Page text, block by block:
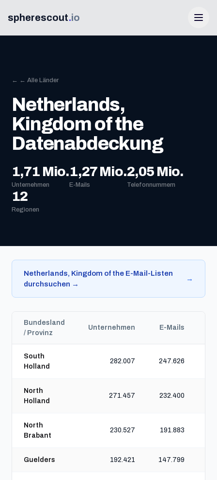
spherescout.io
Anmelden
100 Gratis-Leads erhalten
← ← Alle Länder
Netherlands,
Kingdom of the
Datenabdeckung
1,71 Mio.
Unternehmen
1,27 Mio.
E-Mails
2,05 Mio.
Telefonnummern
12
Regionen
Netherlands, Kingdom of the E-Mail-Listen
durchsuchen →
→
Bundesland
/ Provinz
Unternehmen E-Mails
South
Holland
282.007 247.626
North
Holland
271.457 232.400
North
Brabant
230.527 191.883
Guelders 192.421 147.799